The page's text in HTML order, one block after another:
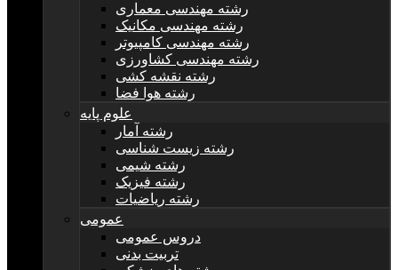
رشته مهندسی معماری
رشته مهندسی مکانیک
رشته مهندسی کامپیوتر
رشته مهندسی کشاورزی
رشته نقشه کشی
رشته هوا فضا
علوم پایه
رشته آمار
رشته زیست شناسی
رشته شیمی
رشته فیزیک
رشته ریاضیات
عمومی
دروس عمومی
تربیت بدنی